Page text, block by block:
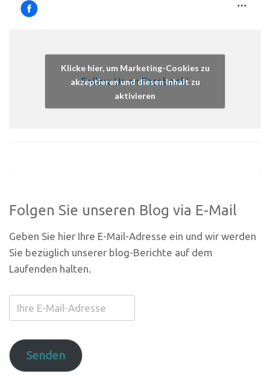
Follow Us on Facebook!
Klicke hier, um Marketing-Cookies zu
akzeptieren und diesen Inhalt zu
aktivieren
Folgen Sie unseren Blog via E-Mail
Geben Sie hier Ihre E-Mail-Adresse ein und wir werden
Sie bezüglich unserer blog-Berichte auf dem
Laufenden halten.
Ihre
E-
AdresseSenden